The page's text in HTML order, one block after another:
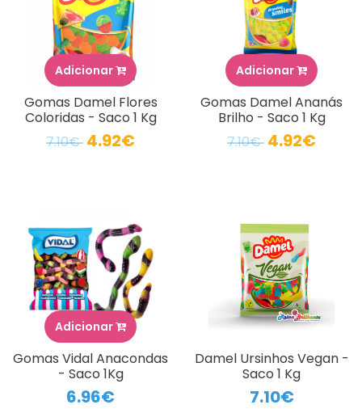
Adicionar
Gomas Damel Flores
Coloridas - Saco 1 Kg
7.10€ 4.92€
Adicionar
Gomas Damel Ananás
Brilho - Saco 1 Kg
7.10€ 4.92€
Adicionar
Gomas Vidal Anacondas
- Saco 1Kg
6.96€
Damel Ursinhos Vegan -
Saco 1 Kg
7.10€